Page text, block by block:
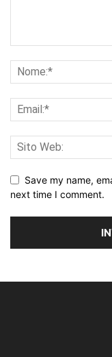
Save my name,
next time I comment.